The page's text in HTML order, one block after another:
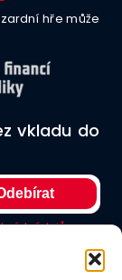
hře může
vkladu do
údajů